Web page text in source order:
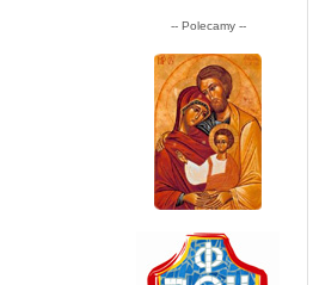
-- Polecamy --